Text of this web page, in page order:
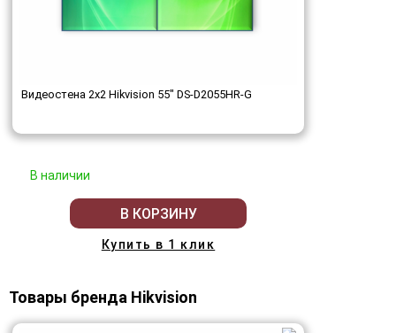
Видеостена 2x2 Hikvision 55" DS-D2055HR-G
В наличии
В КОРЗИНУ
Купить в 1 клик
Товары бренда Hikvision